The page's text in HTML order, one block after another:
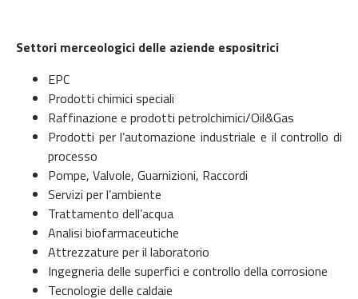
Settori merceologici delle aziende espositrici
EPC
Prodotti chimici speciali
Raffinazione e prodotti petrolchimici/Oil&Gas
Prodotti per l’automazione industriale e il controllo di
processo
Pompe, Valvole, Guarnizioni, Raccordi
Servizi per l’ambiente
Trattamento dell’acqua
Analisi biofarmaceutiche
Attrezzature per il laboratorio
Ingegneria delle superfici e controllo della corrosione
Tecnologie delle caldaie